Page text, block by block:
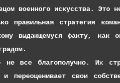
военного искусства. Это
стратегия
выдающемуся факту, как
благополучно. Их
и переоценивает свои